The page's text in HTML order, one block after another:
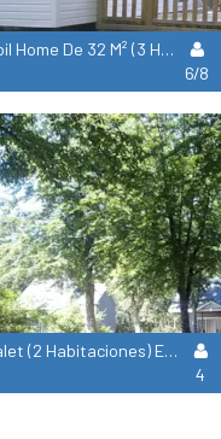
Mobil Home De 32 M² (3 Habitaciones)
6/8
Chalet (2 Habitaciones) Equipado Para Minusválido
4